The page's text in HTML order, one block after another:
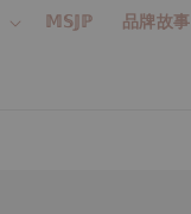
𝕄𝕊𝕁ℙ 品牌故事